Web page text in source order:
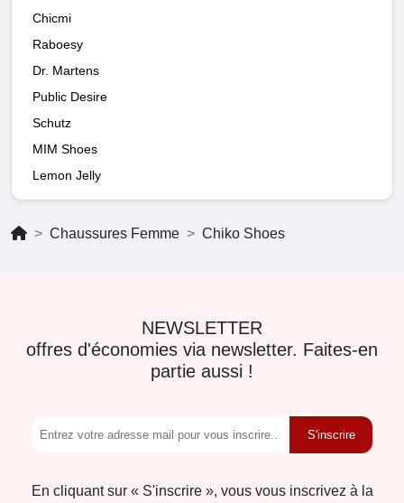
Chicmi
Raboesy
Dr. Martens
Public Desire
Schutz
MIM Shoes
Lemon Jelly
Chaussures Femme Chiko Shoes
NEWSLETTER
offres d'économies via newsletter. Faites-en
partie aussi !
S'inscrire
En cliquant sur « S'inscrire », vous vous inscrivez à la